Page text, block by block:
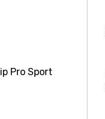
Pro Sport